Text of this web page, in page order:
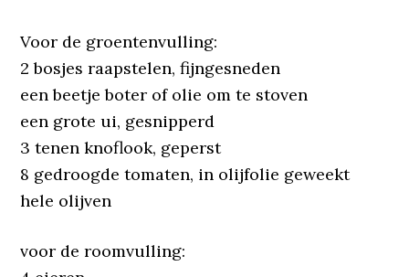
Voor de groentenvulling:
2 bosjes raapstelen, fijngesneden
een beetje boter of olie om te stoven
een grote ui, gesnipperd
3 tenen knoflook, geperst
8 gedroogde tomaten, in olijfolie geweekt
hele olijven
voor de roomvulling: